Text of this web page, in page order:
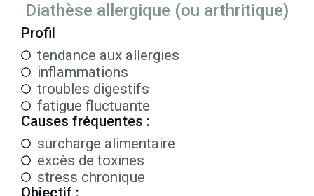
Diathèse allergique (ou arthritique)
Profil
tendance aux allergies
inflammations
troubles digestifs
fatigue fluctuante
Causes fréquentes :
surcharge alimentaire
excès de toxines
stress chronique
Objectif :